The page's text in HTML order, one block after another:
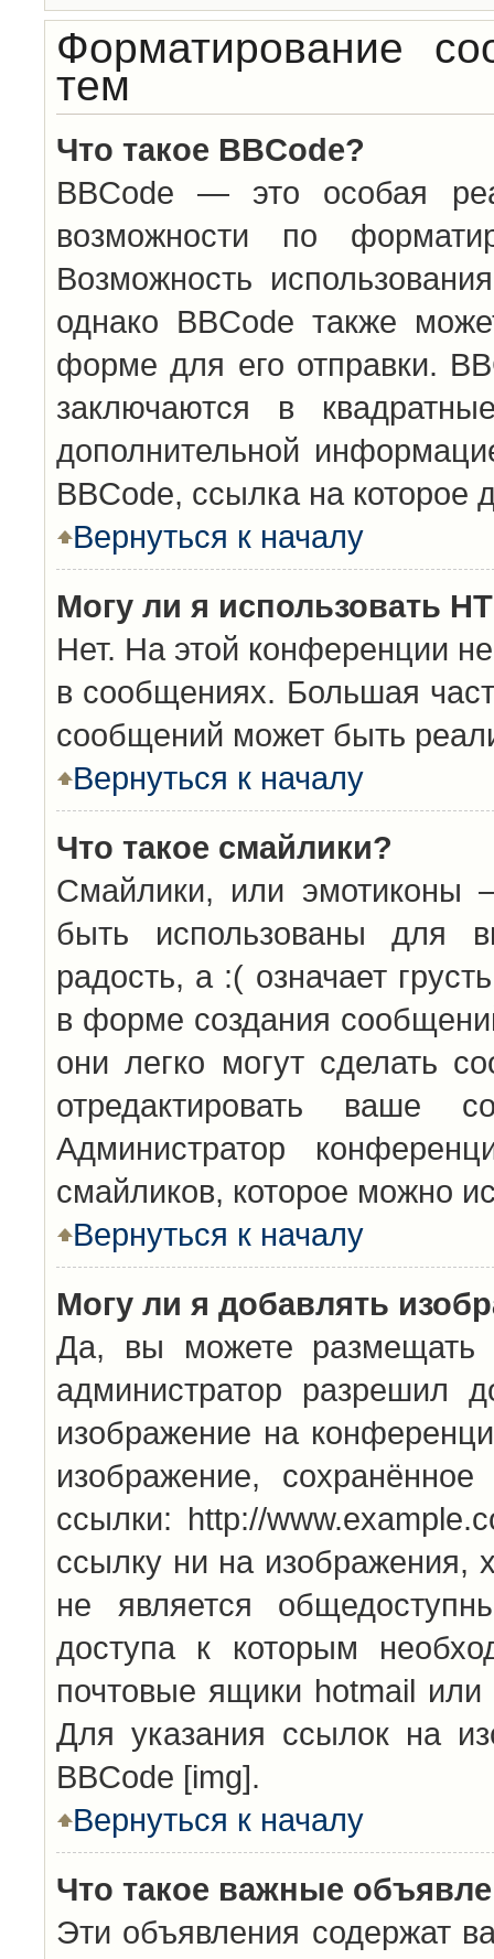
Форматирование
тем
Что такое BBCode?
BBCode — это особая
возможности по
Возможность
однако BBCode также
форме для его отправки.
заключаются в
дополнительной
BBCode, ссылка на
Вернуться к началу
Могу ли я использовать
Нет. На этой конференции
в сообщениях. Большая
сообщений может быть
Вернуться к началу
Что такое смайлики?
Смайлики, или эмотиконы
быть использованы для
радость, а :( означает
в форме создания
они легко могут сделать
отредактировать ваше
Администратор
смайликов, которое можно
Вернуться к началу
Могу ли я добавлять
Да, вы можете размещать
администратор разрешил
изображение на
изображение,
ссылки: http://
ссылку ни на
не является
доступа к которым
почтовые ящики hotmail
Для указания ссылок на
BBCode [img].
Вернуться к началу
Что такое важные
Эти объявления содержат